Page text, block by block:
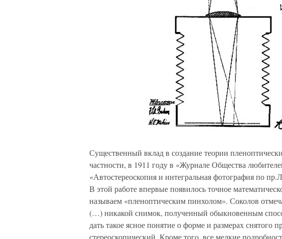
Существенный вклад в создание теории
частности, в 1911 году в «Журнале Общества
«Автостереоскопия и интегральная фотография по
В этой работе впервые появилось точное
называем «пленоптическим пинхолом». Соколов
(…) никакой снимок, полученный обыкновенным
дать такое ясное понятие о форме и размерах снятого
стереоскопический. Кроме того, все мелкие